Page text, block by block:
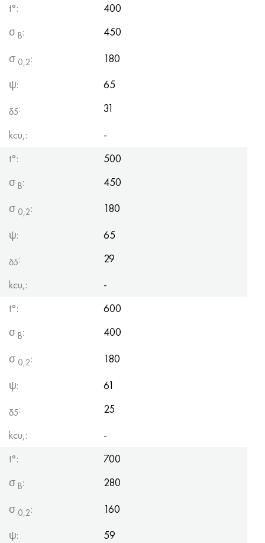
t°:
400
σ B:
450
σ 0,2:
180
ψ:
65
δ5:
31
kcu,:
-
t°:
500
σ B:
450
σ 0,2:
180
ψ:
65
δ5:
29
kcu,:
-
t°:
600
σ B:
400
σ 0,2:
180
ψ:
61
δ5:
25
kcu,:
-
t°:
700
σ B:
280
σ 0,2:
160
ψ:
59